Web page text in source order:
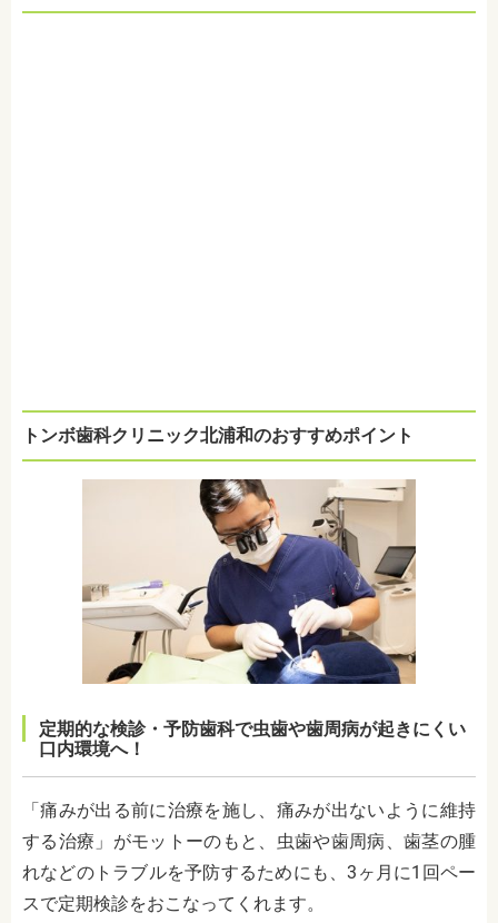
トンボ歯科クリニック北浦和のおすすめポイント
定期的な検診・予防歯科で虫歯や歯周病が起きにくい
口内環境へ！
「痛みが出る前に治療を施し、痛みが出ないように維持
する治療」がモットーのもと、虫歯や歯周病、歯茎の腫
れなどのトラブルを予防するためにも、3ヶ月に1回ペー
スで定期検診をおこなってくれます。